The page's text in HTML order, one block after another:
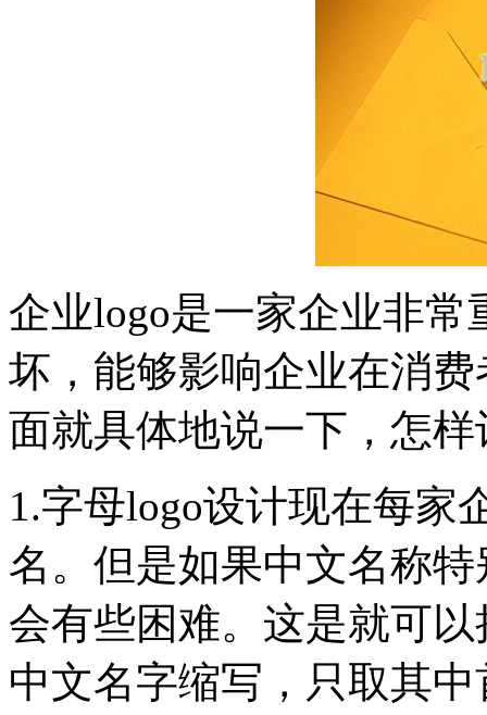
企业logo是一家企业非
坏，能够影响企业在消
面就具体地说一下，怎样
1.字母logo设计现在每家
名。但是如果中文名称
会有些困难。这是就可
中文名字缩写，只取其